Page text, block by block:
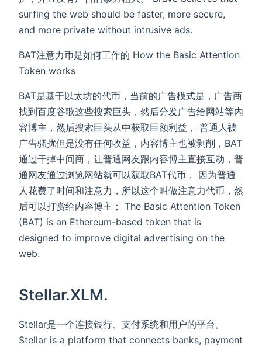
surfing the web should be faster, more secure,
and more private without intrusive ads.
BAT注意力币是如何工作的 How the Basic Attention
Token works
BAT是基于以太坊的代币，当前的广告模式是，广告商
找到百度谷歌这些搜索巨头，然后分发广告给网站等内
容博主，然后搜索巨头从中获取巨额利益， 普通人被
广告骚扰但是没有任何收益，内容博主也被剥削，BAT
通过干掉中间商，让普通网友跟内容博主直接互动，普
通网友通过浏览网站就可以获取BAT代币， 因为普通
人花费了时间和注意力，所以这个叫做注意力代币，然
后可以打赏给内容博主； The Basic Attention Token
(BAT) is an Ethereum-based token that is
designed to improve digital advertising on the
web.
Stellar.XLM.
Stellar是一个连接银行、支付系统和用户的平台。
Stellar is a platform that connects banks, payment